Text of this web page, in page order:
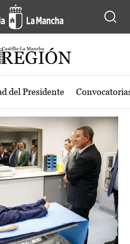
región de Castilla-
del Presidente